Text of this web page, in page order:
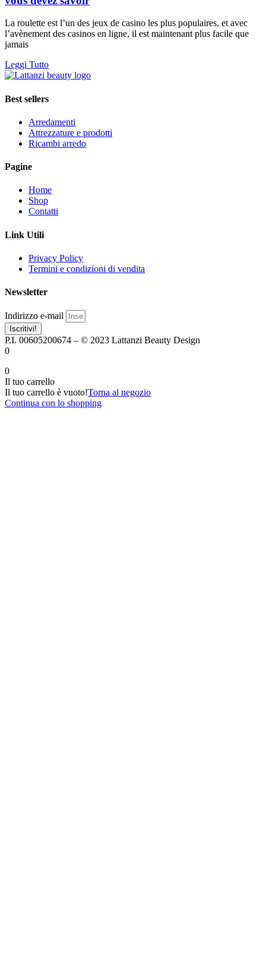
La roulette est l’un des jeux de casino les plus populaires, et avec
l’avènement des casinos en ligne, il est maintenant plus facile que
jamais
Leggi Tutto
Best sellers
Arredamenti
Attrezzature e prodotti
Ricambi arredo
Pagine
Home
Shop
Contatti
Link Utili
Privacy Policy
Termini e condizioni di vendita
Newsletter
Indirizzo e-mail
Iscritivi!
P.I. 00605200674 – © 2023 Lattanzi Beauty Design
0
0
Il tuo carrello
Il tuo carrello è vuoto!Torna al negozio
Continua con lo shopping